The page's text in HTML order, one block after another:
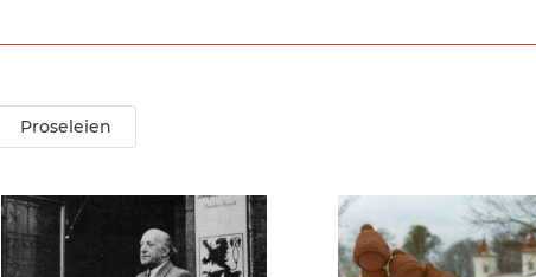
Prose­leien